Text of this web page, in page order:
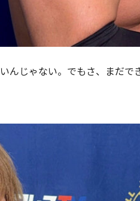
んじゃない。でもさ、まだ